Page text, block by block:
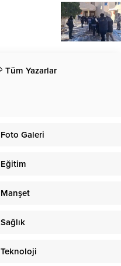
Tüm Yazarlar
Foto Galeri
Eğitim
Manşet
Sağlık
Teknoloji